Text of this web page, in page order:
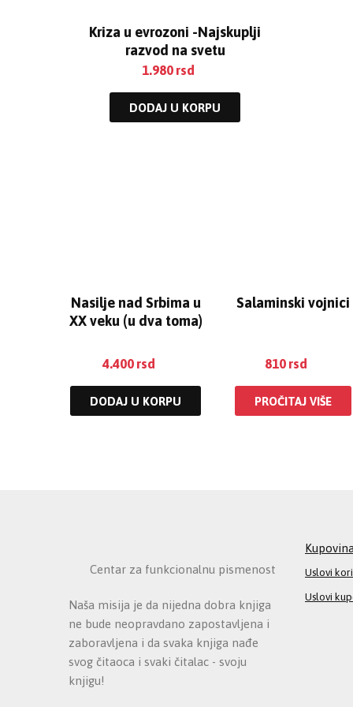
Kriza u evrozoni -Najskuplji
razvod na svetu
1.980 rsd
DODAJ U KORPU
Nasilje nad Srbima u
XX veku (u dva toma)
4.400 rsd
DODAJ U KORPU
Salaminski vojnici
810 rsd
PROČITAJ VIŠE
Centar za funkcionalnu pismenost
Naša misija je da nijedna dobra knjiga
ne bude neopravdano zapostavljena i
zaboravljena i da svaka knjiga nađe
svog čitaoca i svaki čitalac - svoju
knjigu!
Kupovina
Uslovi
Uslovi